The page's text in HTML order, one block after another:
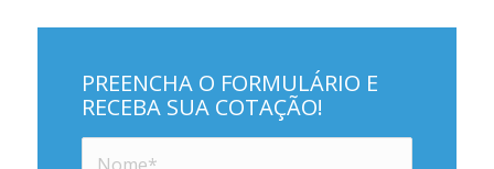
PREENCHA O FORMULÁRIO E
RECEBA SUA COTAÇÃO!